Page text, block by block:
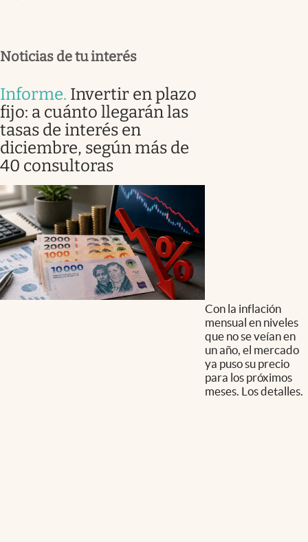
Noticias de tu interés
Informe. Invertir en plazo
fijo: a cuánto llegarán las
tasas de interés en
diciembre, según más de
40 consultoras
Con la inflación
mensual en niveles
que no se veían en
un año, el mercado
ya puso su precio
para los próximos
meses. Los detalles.